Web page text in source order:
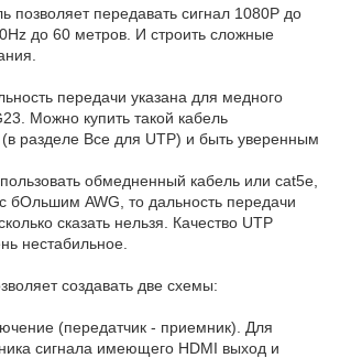
позволяет передавать сигнал 1080P до
до 60 метров. И строить сложные
передачи указана для медного
Можно купить такой кабель
(в разделе Все для UTP) и быть уверенным
обмедненный кабель или cat5e,
бОльшим AWG, то дальность передачи
сказать нельзя. Качество UTP
нестабильное.
создавать две схемы:
(передатчик - приемник). Для
сигнала имеющего HDMI выход и